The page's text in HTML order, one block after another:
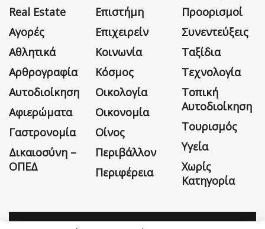
Real Estate
Αγορές
Αθλητικά
Αρθρογραφία
Αυτοδιοίκηση
Αφιερώματα
Γαστρονομία
Δικαιοσύνη –
ΟΠΕΔ
Επιστήμη
Επιχειρείν
Κοινωνία
Κόσμος
Οικολογία
Οικονομία
Οίνος
Περιβάλλον
Περιφέρεια
Προορισμοί
Συνεντεύξεις
Ταξίδια
Τεχνολογία
Τοπική
Αυτοδιοίκηση
Τουρισμός
Υγεία
Χωρίς
Κατηγορία